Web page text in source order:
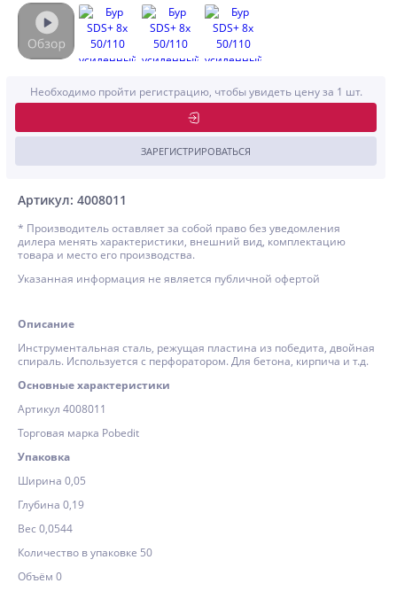
Артикул: 4008011
Необходимо пройти регистрацию, чтобы увидеть цену за 1 шт.
ЗАРЕГИСТРИРОВАТЬСЯ
* Производитель оставляет за собой право без уведомления
дилера менять характеристики, внешний вид, комплектацию
товара и место его производства.
Указанная информация не является публичной офертой
Описание
Инструментальная сталь, режущая пластина из победита, двойная
спираль. Используется с перфоратором. Для бетона, кирпича и т.д.
Основные характеристики
Артикул 4008011
Торговая марка Pobedit
Упаковка
Ширина 0,05
Глубина 0,19
Вес 0,0544
Количество в упаковке 50
Объём 0